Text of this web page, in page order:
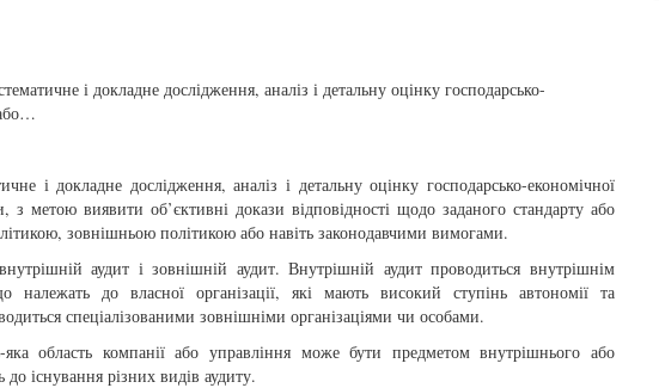
і докладне дослідження, аналіз і детальну оцінку господарсько-
і докладне дослідження, аналіз і детальну оцінку господарсько-економічної
з метою виявити об’єктивні докази відповідності щодо заданого стандарту або
зовнішньою політикою або навіть законодавчими вимогами.
аудит і зовнішній аудит. Внутрішній аудит проводиться внутрішнім
належать до власної організації, які мають високий ступінь автономії та
спеціалізованими зовнішніми організаціями чи особами.
область компанії або управління може бути предметом внутрішнього або
існування різних видів аудиту.